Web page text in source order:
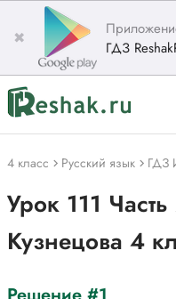
✖
ГДЗ
4 класс Русский язык ГДЗ
Урок 111
Кузнецова 4